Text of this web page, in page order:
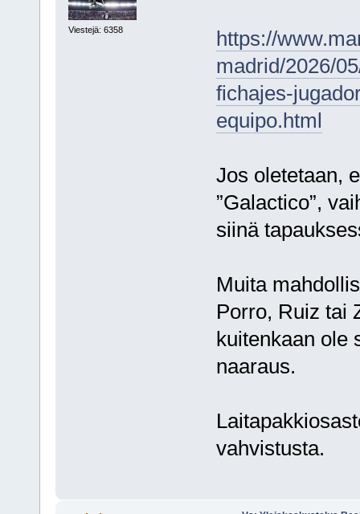
Viestejä: 6358
https://
madrid/2026/
fichajes-
equipo.html
Jos oletetaan,
”Galactico”,
siinä
Muita
Porro, Ruiz tai
kuitenkaan ole
naaraus.
vahvistusta.